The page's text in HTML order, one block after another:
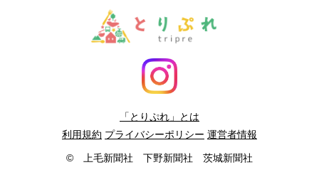
「とりぷれ」とは
利用規約 プライバシーポリシー 運営者情報
© 上毛新聞社 下野新聞社 茨城新聞社